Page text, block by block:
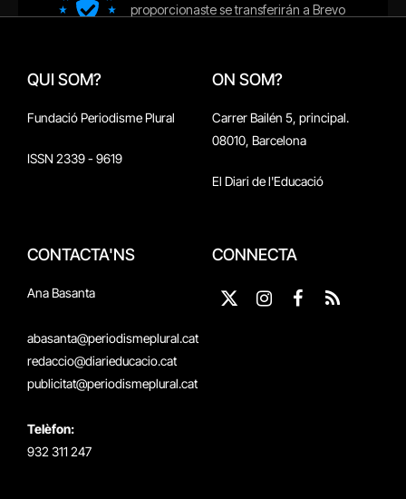
QUI SOM?
Fundació Periodisme Plural
ISSN 2339 - 9619
ON SOM?
Carrer Bailén 5, principal.
08010, Barcelona
El Diari de l'Educació
CONTACTA'NS
Ana Basanta
abasanta@periodismeplural.cat
redaccio@diarieducacio.cat
publicitat@periodismeplural.cat
Telèfon:
932 311 247
CONNECTA
X
Instagram
Facebook
RSS